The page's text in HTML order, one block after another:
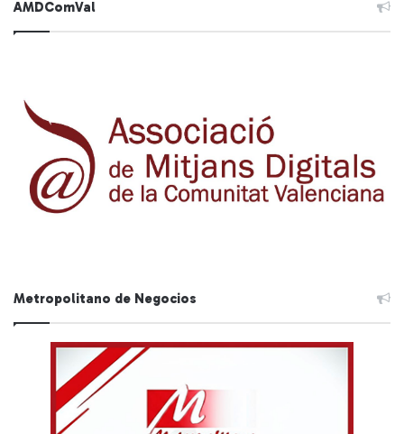
AMDComVal
Metropolitano de Negocios